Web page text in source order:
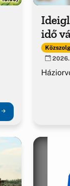
idő
2026.